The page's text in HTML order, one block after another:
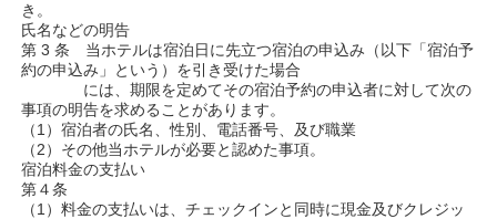
き。
氏名などの明告
第 3 条 当ホテルは宿泊日に先立つ宿泊の申込み（以下「宿泊予
約の申込み」という）を引き受けた場合
には、期限を定めてその宿泊予約の申込者に対して次の
事項の明告を求めることがあります。
（1）宿泊者の氏名、性別、電話番号、及び職業
（2）その他当ホテルが必要と認めた事項。
宿泊料金の支払い
第４条
（1）料金の支払いは、チェックインと同時に現金及びクレジッ